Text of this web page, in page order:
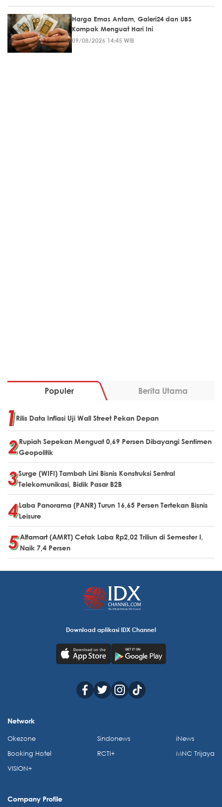
Harga Emas Antam, Galeri24 dan UBS
Kompak Menguat Hari Ini
09/08/2026 14:45 WIB
Populer Berita Utama
Rilis Data Inflasi Uji Wall Street Pekan Depan
Rupiah Sepekan Menguat 0,69 Persen Dibayangi Sentimen
Geopolitik
Surge (WIFI) Tambah Lini Bisnis Konstruksi Sentral
Telekomunikasi, Bidik Pasar B2B
Laba Panorama (PANR) Turun 16,65 Persen Tertekan Bisnis
Leisure
Alfamart (AMRT) Cetak Laba Rp2,02 Triliun di Semester I,
Naik 7,4 Persen
Download aplikasi IDX Channel
Network
Okezone
Booking Hotel
VISION+
Sindonews
RCTI+
iNews
MNC Trijaya
Company Profile